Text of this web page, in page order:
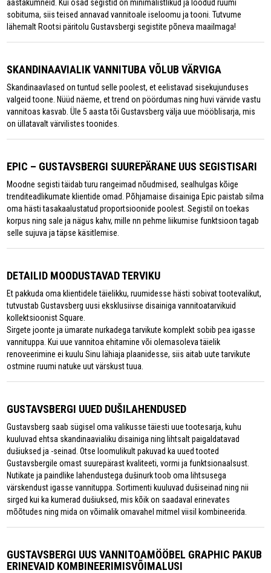
aastakümneid. Kui osad segistid on minimalistlikud ja loodud ruumi
sobituma, siis teised annavad vannitoale iseloomu ja tooni. Tutvume
lähemalt Rootsi päritolu Gustavsbergi segistite põneva maailmaga!
SKANDINAAVIALIK VANNITUBA VÕLUB VÄRVIGA
Skandinaavlased on tuntud selle poolest, et eelistavad sisekujunduses
valgeid toone. Nüüd näeme, et trend on pöördumas ning huvi värvide vastu
vannitoas kasvab. Üle 5 aasta tõi Gustavsberg välja uue mööblisarja, mis
on üllatavalt värvilistes toonides.
EPIC – GUSTAVSBERGI SUUREPÄRANE UUS SEGISTISARI
Moodne segisti täidab turu rangeimad nõudmised, sealhulgas kõige
trenditeadlikumate klientide omad. Põhjamaise disainiga Epic paistab silma
oma hästi tasakaalustatud proportsioonide poolest. Segistil on toekas
korpus ning sale ja nägus kahv, mille nn pehme liikumise funktsioon tagab
selle sujuva ja täpse käsitlemise.
DETAILID MOODUSTAVAD TERVIKU
Et pakkuda oma klientidele täielikku, ruumidesse hästi sobivat tootevalikut,
tutvustab Gustavsberg uusi eksklusiivse disainiga vannitoatarvikuid
kollektsioonist Square.
Sirgete joonte ja ümarate nurkadega tarvikute komplekt sobib pea igasse
vannituppa. Kui uue vannitoa ehitamine või olemasoleva täielik
renoveerimine ei kuulu Sinu lähiaja plaanidesse, siis aitab uute tarvikute
ostmine ruumi natuke uut värskust tuua.
GUSTAVSBERGI UUED DUŠILAHENDUSED
Gustavsberg saab sügisel oma valikusse täiesti uue tootesarja, kuhu
kuuluvad ehtsa skandinaavialiku disainiga ning lihtsalt paigaldatavad
dušiuksed ja -seinad. Otse loomulikult pakuvad ka uued tooted
Gustavsbergile omast suurepärast kvaliteeti, vormi ja funktsionaalsust.
Nutikate ja paindlike lahendustega dušinurk toob oma lihtsusega
värskendust igasse vannituppa. Sortimenti kuuluvad dušiseinad ning nii
sirged kui ka kumerad dušiuksed, mis kõik on saadaval erinevates
mõõtudes ning mida on võimalik omavahel mitmel viisil kombineerida.
GUSTAVSBERGI UUS VANNITOAMÖÖBEL GRAPHIC PAKUB
ERINEVAID KOMBINEERIMISVÕIMALUSI